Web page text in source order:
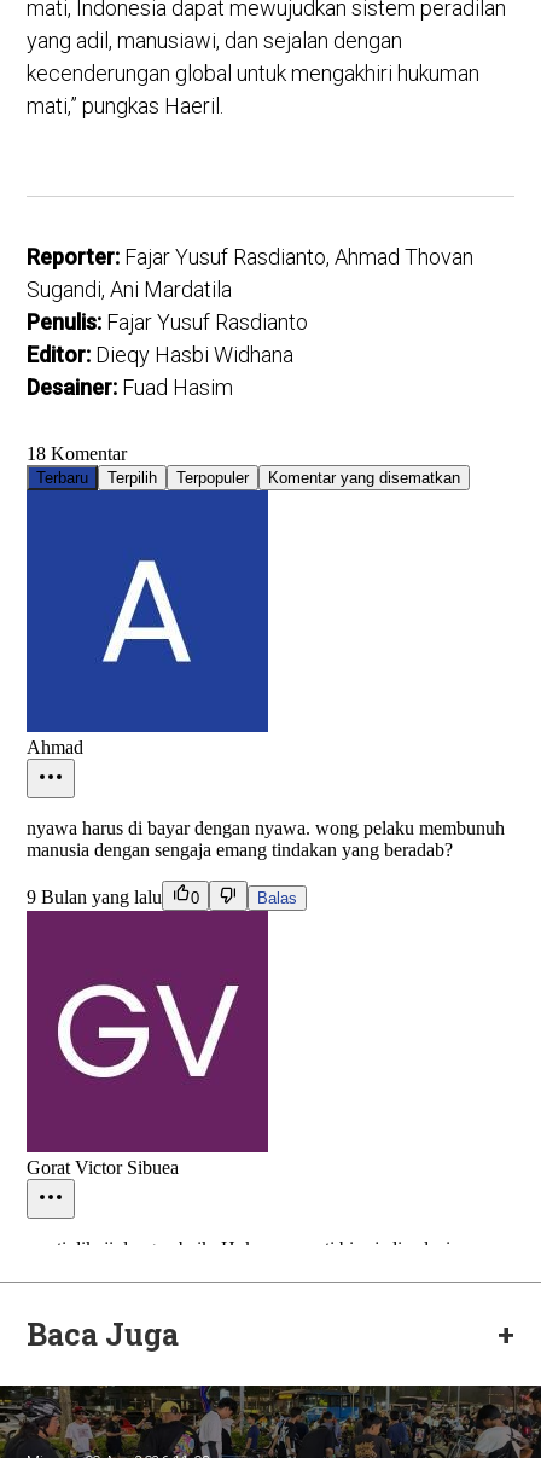
mati, Indonesia dapat mewujudkan sistem peradilan
yang adil, manusiawi, dan sejalan dengan
kecenderungan global untuk mengakhiri hukuman
mati,” pungkas Haeril.
Reporter: Fajar Yusuf Rasdianto, Ahmad Thovan
Sugandi, Ani Mardatila
Penulis: Fajar Yusuf Rasdianto
Editor: Dieqy Hasbi Widhana
Desainer: Fuad Hasim
Baca Juga +